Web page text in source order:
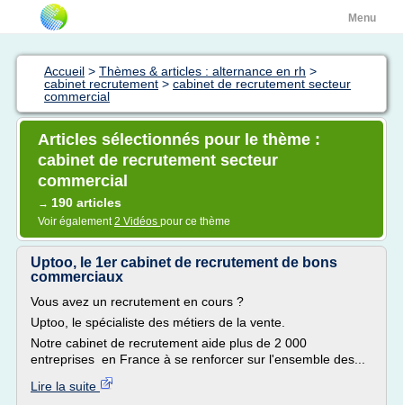
Menu
Accueil > Thèmes & articles : alternance en rh >
cabinet recrutement > cabinet de recrutement secteur
commercial
Articles sélectionnés pour le thème :
cabinet de recrutement secteur
commercial
→ 190 articles
Voir également2 Vidéos pour ce thème
Uptoo, le 1er cabinet de recrutement de bons
commerciaux
Vous avez un recrutement en cours ?
Uptoo, le spécialiste des métiers de la vente.
Notre cabinet de recrutement aide plus de 2 000
entreprises en France à se renforcer sur l'ensemble des...
Lire la suite